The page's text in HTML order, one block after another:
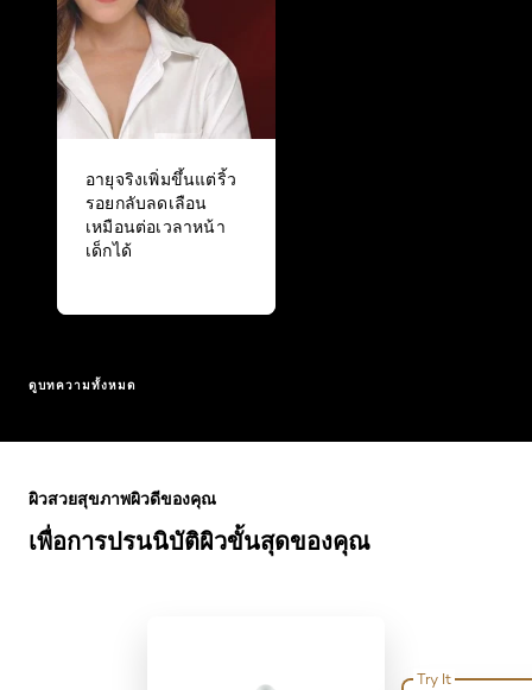
อายุจริงเพิ่มขึ้นแต่ริ้ว
รอยกลับลดเลือน
เหมือนต่อเวลาหน้า
เด็กได้
ดูบทความทั้งหมด
เพื่อการปรนนิบัติผิวขั้นสุดของคุณ
ผิวสวยสุขภาพผิวดีของคุณ
Try It